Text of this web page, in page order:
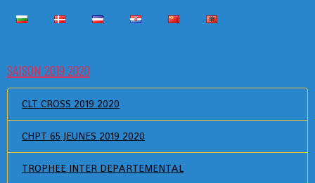
SAISON 2019 2020
CLT CROSS 2019 2020
CHPT 65 JEUNES 2019 2020
TROPHEE INTER DEPARTEMENTAL